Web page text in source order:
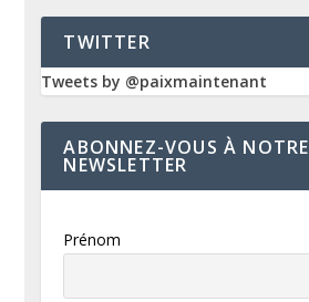
TWITTER
Tweets by @paixmaintenant
ABONNEZ-VOUS À NOTRE
NEWSLETTER
Prénom